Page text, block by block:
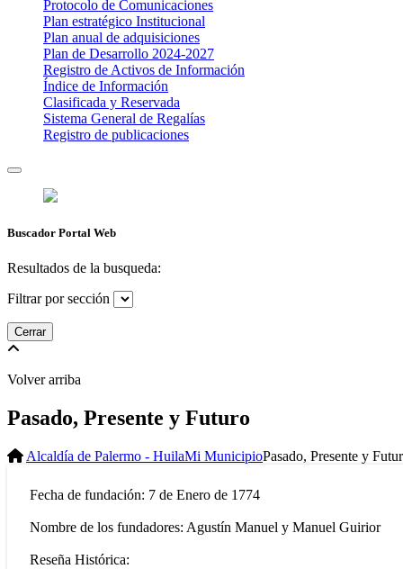
Protocolo de Comunicaciones
Plan estratégico Institucional
Plan anual de adquisiciones
Plan de Desarrollo 2024-2027
​Registro de Activos de Información​​
Índice de Información
Clasificada y Reservada
Sistema General de Regalías
Registro de publicaciones
Buscador Portal Web
Resultados de la busqueda:
Filtrar por sección
Cerrar
Volver arriba
Pasado, Presente y Futuro
Alcaldía de Palermo - HuilaMi MunicipioPasado, Presente y
Fecha de fundación: 7 de Enero de 1774
Nombre de los fundadores: Agustín Manuel y Manuel Guirior
Reseña Histórica: